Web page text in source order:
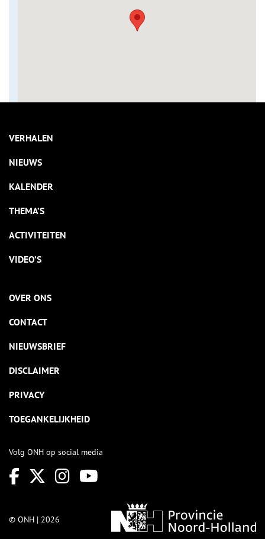
VERHALEN
NIEUWS
KALENDER
THEMA’S
ACTIVITEITEN
VIDEO’S
OVER ONS
CONTACT
NIEUWSBRIEF
DISCLAIMER
PRIVACY
TOEGANKELIJKHEID
Volg ONH op social media
© ONH | 2026